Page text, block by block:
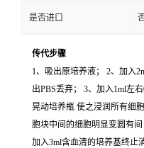
是否进口
传代步骤
1、吸出原培养液； 2、加入
出PBS丢弃； 3、加入1ml左
晃动培养瓶 使之浸润所有细
胞块中间的细胞明显变圆有
加入3ml含血清的培养基终止